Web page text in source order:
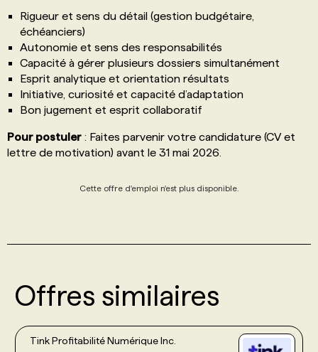
Rigueur et sens du détail (gestion budgétaire,
échéanciers)
Autonomie et sens des responsabilités
Capacité à gérer plusieurs dossiers simultanément
Esprit analytique et orientation résultats
Initiative, curiosité et capacité d’adaptation
Bon jugement et esprit collaboratif
Pour postuler : Faites parvenir votre candidature (CV et
lettre de motivation) avant le 31 mai 2026.
Cette offre d'emploi n'est plus disponible.
Offres similaires
Tink Profitabilité Numérique Inc.